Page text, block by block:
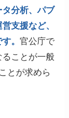
分析、パブ
支援など、
す。官公庁で
ことが一般
とが求めら